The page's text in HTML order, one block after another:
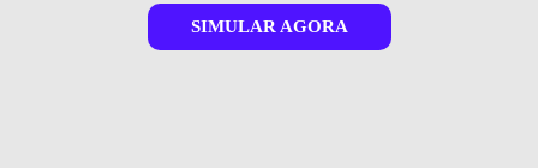
SIMULAR AGORA